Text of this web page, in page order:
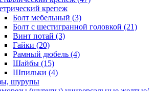
крепеж
Болт мебельный (3)
Болт с шестигранной головкой (21)
Винт потай (3)
Гайки (20)
Рамный дюбель (4)
Шайбы (15)
Шпильки (4)
шурупы